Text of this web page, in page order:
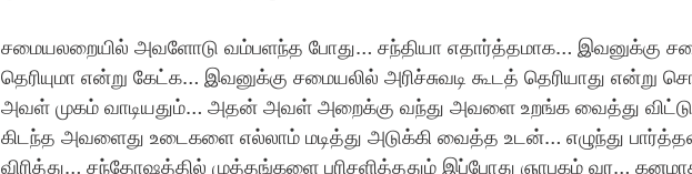
சமையலறையில் அவளோடு வம்பளந்த போது… சந்தியா எதார்த்தமாக… இவனுக்கு
தெரியுமா என்று கேட்க… இவனுக்கு சமையலில் அரிச்சுவடி கூடத் தெரியாது என்று
அவள் முகம் வாடியதும்… அதன் அவள் அறைக்கு வந்து அவளை உறங்க வைத்து
கிடந்த அவளைது உடைகளை எல்லாம் மடித்து அடுக்கி வைத்த உடன்… எழுந்து
விரித்து… சந்தோஷத்தில் முத்தங்களை பரிசளித்ததும் இப்போது ஞாபகம் வர…